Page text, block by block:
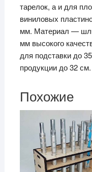
тарелок, а и для
виниловых
мм. Материал —
мм высокого
для подставки до
продукции до 32 см.
Похожие